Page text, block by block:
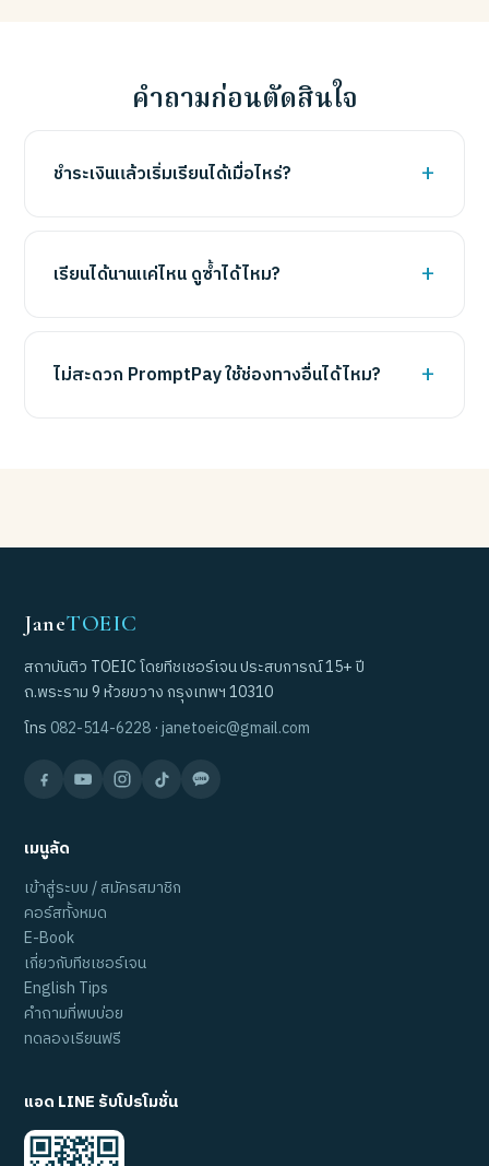
คำถามก่อนตัดสินใจ
ชำระเงินแล้วเริ่มเรียนได้เมื่อไหร่?
เรียนได้นานแค่ไหน ดูซ้ำได้ไหม?
ไม่สะดวก PromptPay ใช้ช่องทางอื่นได้ไหม?
JaneTOEIC
สถาบันติว TOEIC โดยทีชเชอร์เจน ประสบการณ์ 15+ ปี
ถ.พระราม 9 ห้วยขวาง กรุงเทพฯ 10310
โทร 082-514-6228 ·janetoeic@gmail.com
เมนูลัด
เข้าสู่ระบบ / สมัครสมาชิก
คอร์สทั้งหมด
E-Book
เกี่ยวกับทีชเชอร์เจน
English Tips
คำถามที่พบบ่อย
ทดลองเรียนฟรี
แอด LINE รับโปรโมชั่น